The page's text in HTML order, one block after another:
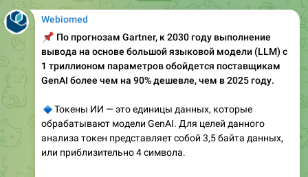
Webiomed
По прогнозам Gartner, к 2030 году выполнение
вывода на основе большой языковой модели (LLM) с
1 триллионом параметров обойдется поставщикам
GenAI более чем на 90% дешевле, чем в 2025 году.
Токены ИИ — это единицы данных, которые
обрабатывают модели GenAI. Для целей данного
анализа токен представляет собой 3,5 байта данных,
или приблизительно 4 символа.